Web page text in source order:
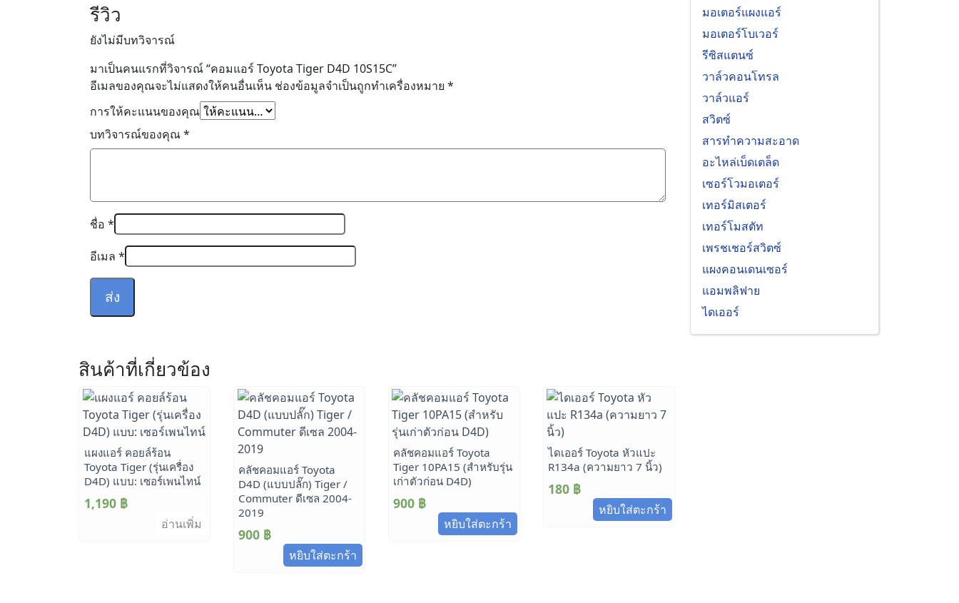
รีวิว
ยังไม่มีบทวิจารณ์
มาเป็นคนแรกที่วิจารณ์ “คอมแอร์ Toyota Tiger D4D 10S15C”
อีเมลของคุณจะไม่แสดงให้คนอื่นเห็น ช่องข้อมูลจำเป็นถูกทำเครื่องหมาย *
การให้คะแนนของคุณ
บทวิจารณ์ของคุณ*
ชื่อ *
อีเมล *
สินค้าที่เกี่ยวข้อง
แผงแอร์ คอยล์ร้อน
Toyota Tiger (รุ่นเครื่อง
D4D) แบบ: เซอร์เพนไทน์
1,190 ฿
อ่านเพิ่ม
คลัชคอมแอร์ Toyota
D4D (แบบปลั๊ก) Tiger /
Commuter ดีเซล 2004-
2019
900 ฿
หยิบใส่ตะกร้า
คลัชคอมแอร์ Toyota
Tiger 10PA15 (สำหรับรุ่น
เก่าตัวก่อน D4D)
900 ฿
หยิบใส่ตะกร้า
ไดเออร์ Toyota หัวแปะ
R134a (ความยาว 7 นิ้ว)
180 ฿
หยิบใส่ตะกร้า
มอเตอร์แผงแอร์
มอเตอร์โบเวอร์
รีซิสแตนซ์
วาล์วคอนโทรล
วาล์วแอร์
สวิตซ์
สารทำความสะอาด
อะไหล่เบ็ดเตล็ด
เซอร์โวมอเตอร์
เทอร์มิสเตอร์
เทอร์โมสตัท
เพรชเชอร์สวิตซ์
แผงคอนเดนเซอร์
แอมพลิฟาย
ไดเออร์